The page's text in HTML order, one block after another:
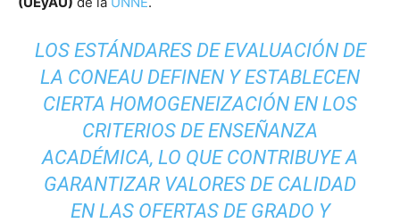
LOS ESTÁNDARES DE EVALUACIÓN DE
LA CONEAU DEFINEN Y ESTABLECEN
CIERTA HOMOGENEIZACIÓN EN LOS
CRITERIOS DE ENSEÑANZA
ACADÉMICA, LO QUE CONTRIBUYE A
GARANTIZAR VALORES DE CALIDAD
EN LAS OFERTAS DE GRADO Y